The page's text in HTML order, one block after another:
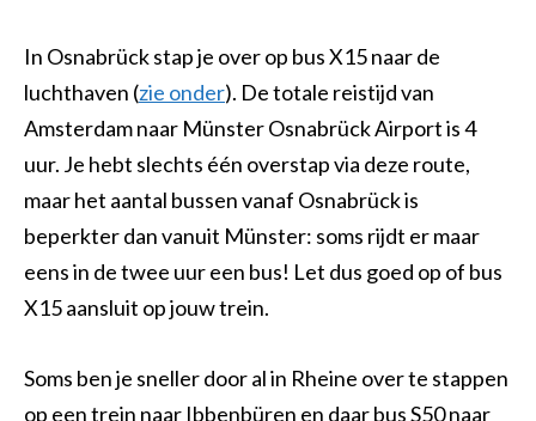
In Osnabrück stap je over op bus X15 naar de
luchthaven (zie onder). De totale reistijd van
Amsterdam naar Münster Osnabrück Airport is 4
uur. Je hebt slechts één overstap via deze route,
maar het aantal bussen vanaf Osnabrück is
beperkter dan vanuit Münster: soms rijdt er maar
eens in de twee uur een bus! Let dus goed op of bus
X15 aansluit op jouw trein.
Soms ben je sneller door al in Rheine over te stappen
op een trein naar Ibbenbüren en daar bus S50 naar